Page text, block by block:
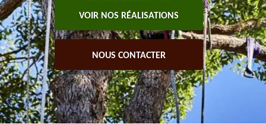
VOIR NOS RÉALISATIONS
NOUS CONTACTER